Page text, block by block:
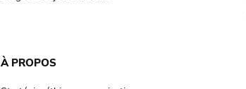
À PROPOS